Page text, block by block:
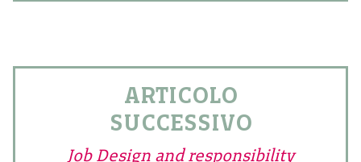
ARTICOLO
SUCCESSIVO
Job Design and responsibility